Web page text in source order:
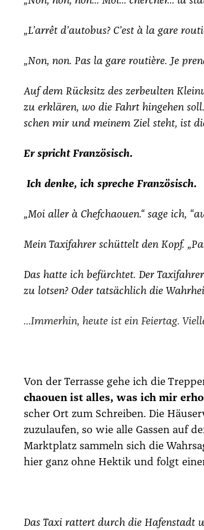
„L’arrêt d’au­to­bus? C’est à la gare
„Non, non. Pas la gare rou­tiè­re. Je
Auf dem Rück­sitz des zer­beul­ten
zu erklä­ren, wo die Fahrt hin­ge­hen
schen mir und mei­nem Ziel steht, ist
Er spricht Fran­zö­sisch.
Ich den­ke, ich spre­che Fran­zö­sisch.
„Moi aller à Chef­chaouen.“ sage ich,
Mein Taxi­fah­rer schüt­telt den Kopf.
Das hat­te ich befürch­tet. Der
zu lot­sen? Oder tat­säch­lich die
…Immer­hin, heu­te ist ein Fei­er­tag.
Von der Ter­ras­se gehe ich die
chaouen ist alles, was ich mir
scher Ort zum Schrei­ben. Die
zuzu­lau­fen, so wie alle Gas­sen auf
Markt­platz sam­meln sich die
hier ganz ohne Hek­tik und folgt
Das Taxi rat­tert durch die Hafen­stadt